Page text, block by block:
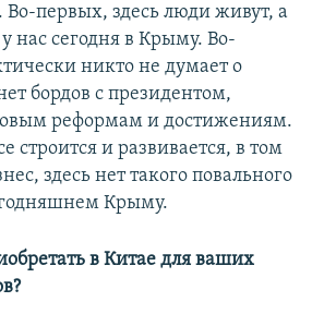
Во-первых, здесь люди живут, а
нас сегодня в Крыму. Во-
никто не думает о
бордов с президентом,
реформам и достижениям.
строится и развивается, в том
здесь нет такого повального
Крыму.
в Китае для ваших